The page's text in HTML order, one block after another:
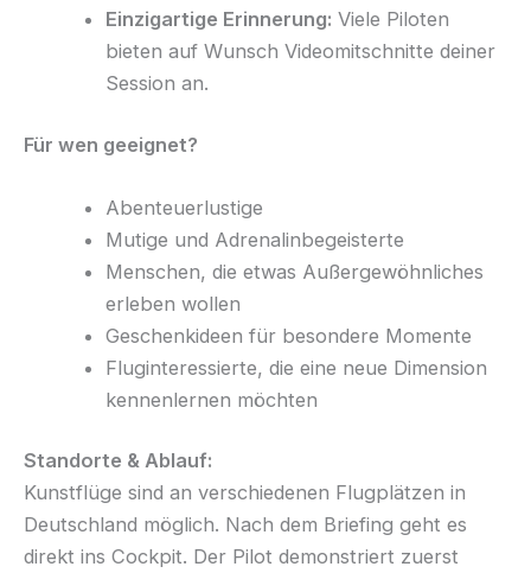
Einzigartige Erinnerung: Viele Piloten
bieten auf Wunsch Videomitschnitte deiner
Session an.
Für wen geeignet?
Abenteuerlustige
Mutige und Adrenalinbegeisterte
Menschen, die etwas Außergewöhnliches
erleben wollen
Geschenkideen für besondere Momente
Fluginteressierte, die eine neue Dimension
kennenlernen möchten
Standorte & Ablauf:
Kunstflüge sind an verschiedenen Flugplätzen in
Deutschland möglich. Nach dem Briefing geht es
direkt ins Cockpit. Der Pilot demonstriert zuerst